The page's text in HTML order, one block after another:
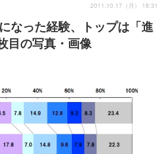
なった経験、トップは「進
目の写真・画像
2011.10.17（月） 18:31